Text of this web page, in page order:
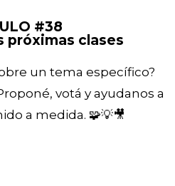
#38
próximas clases
un tema específico?
votá y ayudanos a
a medida. 🧩💡🎥